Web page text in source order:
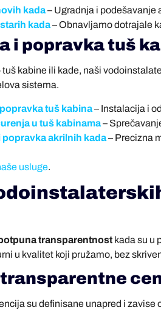
kada– Ugradnja i podešavanje
kada– Obnavljamo dotrajale
i popravka tuš
tuš kabine ili kade, naši
sistema.
tuš kabina– Instalacija i
u tuš kabinama–
popravka akrilnih kada– Precizna
usluge.
transparentnost kada su u
u kvalitet koji pružamo, bez
su definisane unapred i zavise